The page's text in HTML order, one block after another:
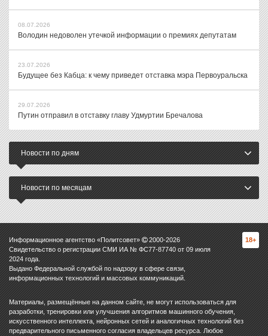
08.07.2026
Володин недоволен утечкой информации о премиях депутатам
23.07.2026
Будущее без Кабца: к чему приведет отставка мэра Первоуральска
29.07.2026
Путин отправил в отставку главу Удмуртии Бречалова
Новости по дням
Новости по месяцам
Информационное агентство «Политсовет» 2000-2026
Свидетельство о регистрации СМИ ИА № ФС77-87740 от 09 июля
2024 года.
Выдано Федеральной службой по надзору в сфере связи,
информационных технологий и массовых коммуникаций.
18+
Материалы, размещённые на данном сайте, не могут использоваться для
разработки, тренировки или улучшения алгоритмов машинного обучения,
искусственного интеллекта, нейронных сетей и аналогичных технологий без
предварительного письменного согласия владельцев ресурса. Любое